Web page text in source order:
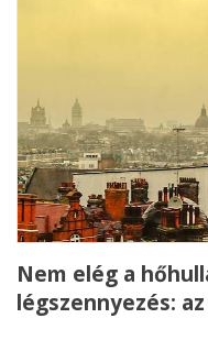
Nem elég a
légszennyezés: